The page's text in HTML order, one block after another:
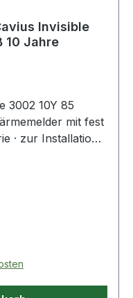
Invisible
10 Jahre
3002 10Y 85
mit fest
· zur Installation
in
und
technische